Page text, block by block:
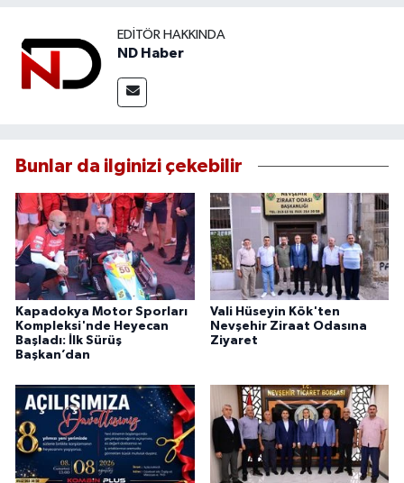
EDITÖR HAKKINDA
ND Haber
Bunlar da ilginizi çekebilir
Kapadokya Motor Sporları
Kompleksi'nde Heyecan
Başladı: İlk Sürüş
Başkan’dan
Vali Hüseyin Kök'ten
Nevşehir Ziraat Odasına
Ziyaret